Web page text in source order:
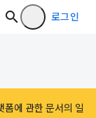
로그인
에 관한 문서의 일